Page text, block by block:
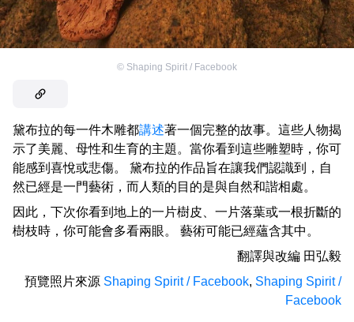
© Shaping Spirit / Facebook
黛布拉的每一件木雕都講述著一個完整的故事。這些人物揭
示了美麗、母性和生育的主題。當你看到這些雕塑時，你可
能感到喜悅或悲傷。 黛布拉的作品旨在讓我們認識到，自
然已經是一門藝術，而人類的目的是與自然和諧相處。
因此，下次你看到地上的一片樹皮、一片落葉或一根折斷的
樹枝時，你可能會多看兩眼。 藝術可能已經蘊含其中。
翻譯與改編 田弘毅
預覽照片來源 Shaping Spirit / Facebook, Shaping Spirit /
Facebook